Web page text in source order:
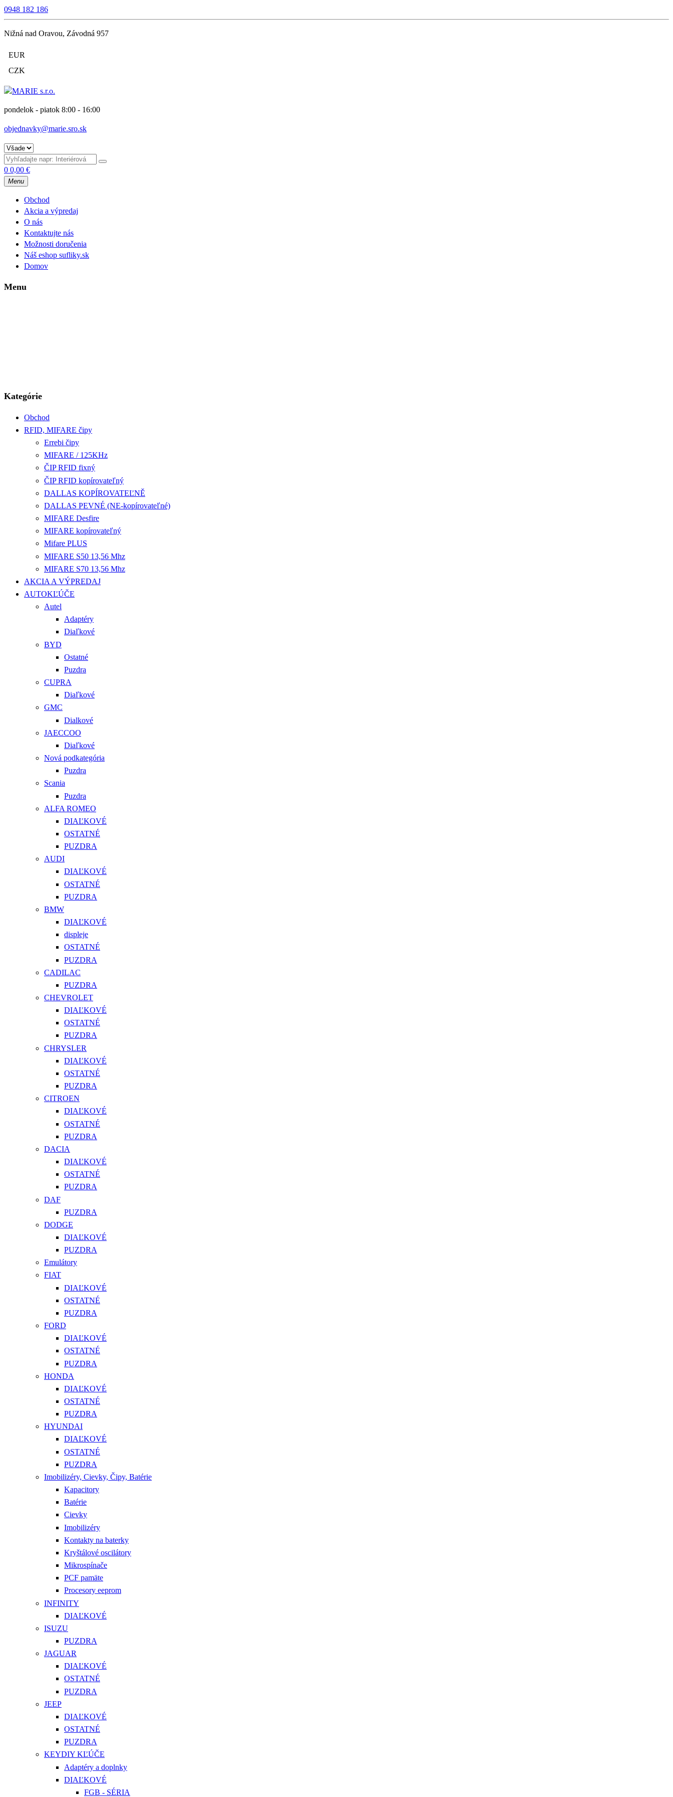
0948 182 186
Nižná nad Oravou, Závodná 957
EUR
CZK
pondelok - piatok 8:00 - 16:00
objednavky@marie.sro.sk
0 0,00 €
Menu
Obchod
Akcia a výpredaj
O nás
Kontaktujte nás
Možnosti doručenia
Náš eshop sufliky.sk
Domov
Menu
Kategórie
Obchod
RFID, MIFARE čipy
Errebi čipy
MIFARE / 125KHz
ČIP RFID fixný
ČIP RFID kopírovateľný
DALLAS KOPÍROVATEĽNĚ
DALLAS PEVNÉ (NE-kopírovateľné)
MIFARE Desfire
MIFARE kopírovateľný
Mifare PLUS
MIFARE S50 13,56 Mhz
MIFARE S70 13,56 Mhz
AKCIA A VÝPREDAJ
AUTOKĽÚČE
Autel
Adaptéry
Diaľkové
BYD
Ostatné
Puzdra
CUPRA
Diaľkové
GMC
Dialkové
JAECCOO
Diaľkové
Nová podkategória
Puzdra
Scania
Puzdra
ALFA ROMEO
DIAĽKOVÉ
OSTATNÉ
PUZDRA
AUDI
DIAĽKOVÉ
OSTATNÉ
PUZDRA
BMW
DIAĽKOVÉ
displeje
OSTATNÉ
PUZDRA
CADILAC
PUZDRA
CHEVROLET
DIAĽKOVÉ
OSTATNÉ
PUZDRA
CHRYSLER
DIAĽKOVÉ
OSTATNÉ
PUZDRA
CITROEN
DIAĽKOVÉ
OSTATNÉ
PUZDRA
DACIA
DIAĽKOVÉ
OSTATNÉ
PUZDRA
DAF
PUZDRA
DODGE
DIAĽKOVÉ
PUZDRA
Emulátory
FIAT
DIAĽKOVÉ
OSTATNÉ
PUZDRA
FORD
DIAĽKOVÉ
OSTATNÉ
PUZDRA
HONDA
DIAĽKOVÉ
OSTATNÉ
PUZDRA
HYUNDAI
DIAĽKOVÉ
OSTATNÉ
PUZDRA
Imobilizéry, Cievky, Čipy, Batérie
Kapacitory
Batérie
Cievky
Imobilizéry
Kontakty na baterky
Kryštálové oscilátory
Mikrospínače
PCF pamäte
Procesory eeprom
INFINITY
DIAĽKOVÉ
ISUZU
PUZDRA
JAGUAR
DIAĽKOVÉ
OSTATNÉ
PUZDRA
JEEP
DIAĽKOVÉ
OSTATNÉ
PUZDRA
KEYDIY KĽÚČE
Adaptéry a doplnky
DIAĽKOVÉ
FGB - SÉRIA